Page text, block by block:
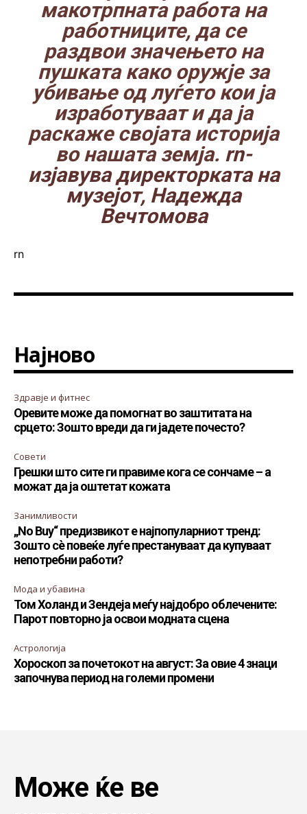
макотрпната работа на
работниците, да се
раздвои значењето на
пушката како оружје за
убивање од луѓето кои ја
изработуваат и да ја
раскаже својата историја
во нашата земја. rn-
изјавува директорката на
музејот, Надежда
Вечтомова
rn
Најново
Здравје и фитнес
Оревите може да помогнат во заштитата на
срцето: Зошто вреди да ги јадете почесто?
Совети
Грешки што сите ги правиме кога се сончаме – а
можат да ја оштетат кожата
Занимливости
„No Buy“ предизвикот е најпопуларниот тренд:
Зошто сè повеќе луѓе престануваат да купуваат
непотребни работи?
Мода и убавина
Том Холанд и Зендеја меѓу најдобро облечените:
Парот повторно ја освои модната сцена
Астрологија
Хороскоп за почетокот на август: За овие 4 знаци
започнува период на големи промени
Може ќе ве